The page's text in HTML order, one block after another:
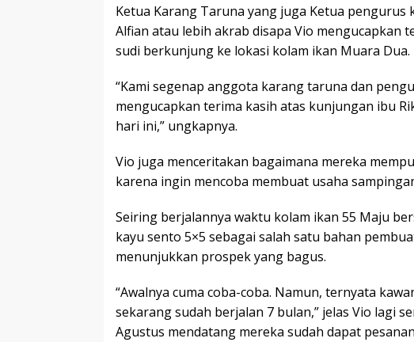
Ketua Karang Taruna yang juga Ketua pengurus
Alfian atau lebih akrab disapa Vio mengucapkan
sudi berkunjung ke lokasi kolam ikan Muara Dua.
“Kami segenap anggota karang taruna dan
mengucapkan terima kasih atas kunjungan ibu
hari ini,” ungkapnya.
Vio juga menceritakan bagaimana mereka
karena ingin mencoba membuat usaha
Seiring berjalannya waktu kolam ikan 55 Maju
kayu sento 5×5 sebagai salah satu bahan
menunjukkan prospek yang bagus.
“Awalnya cuma coba-coba. Namun, ternyata
sekarang sudah berjalan 7 bulan,” jelas Vio lagi
Agustus mendatang mereka sudah dapat